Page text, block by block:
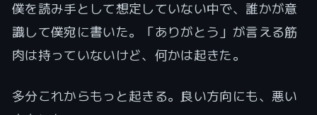
僕を読み手として想定していない中で、誰かが意
識して僕宛に書いた。「ありがとう」が言える筋
肉は持っていないけど、何かは起きた。
多分これからもっと起きる。良い方向にも、悪い